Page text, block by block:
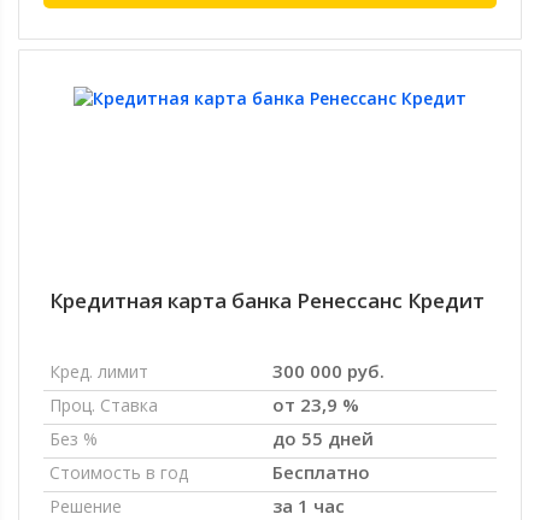
Кредитная карта банка Ренессанс Кредит
Кред. лимит 300 000 руб.
Проц. Ставка от 23,9 %
Без % до 55 дней
Стоимость в год Бесплатно
Решение за 1 час